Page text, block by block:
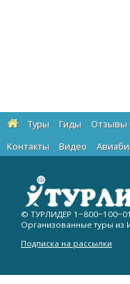
Туры Гиды Отзывы
Контакты
Видео
© ТУРЛИДЕР
Организованные туры из
Подписка на рассылки